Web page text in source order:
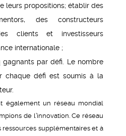
leurs propositions; établir des
des constructeurs
clients et investisseurs
internationale ;
par défi. Le nombre
chaque défi est soumis à la
également un réseau mondial
de l’innovation. Ce réseau
ressources supplémentaires et à